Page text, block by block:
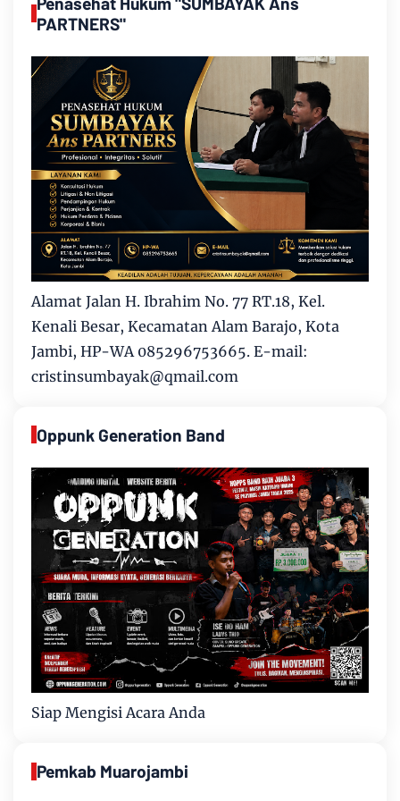
PARTNERS"
Alamat Jalan H. Ibrahim No. 77 RT.18, Kel.
Kenali Besar, Kecamatan Alam Barajo, Kota
Jambi, HP-WA 085296753665. E-mail:
cristinsumbayak@qmail.com
Oppunk Generation Band
Siap Mengisi Acara Anda
Pemkab Muarojambi